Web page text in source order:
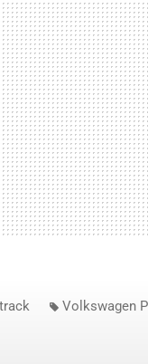
Volkswagen